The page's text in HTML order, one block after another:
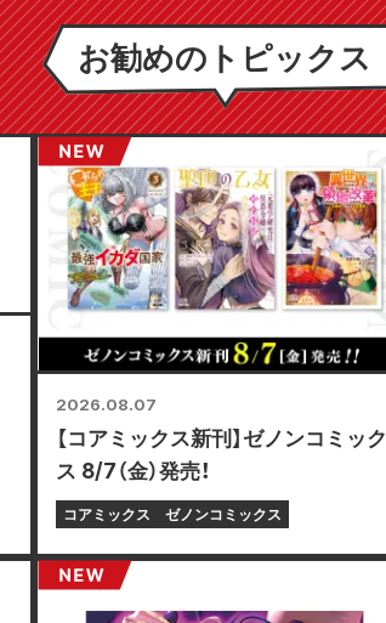
お勧めのトピックス
2026.08.07
【コアミックス新刊】ゼノンコミック
ス 8/7（金）発売！
コアミックス ゼノンコミックス